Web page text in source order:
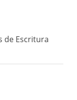
de Escritura